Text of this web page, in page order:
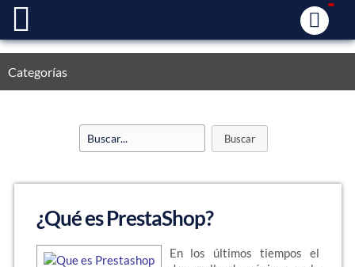
Categorías
¿Qué es PrestaShop?
En los últimos tiempos el